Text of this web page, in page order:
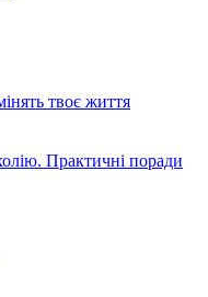
твоє життя
Практичні поради